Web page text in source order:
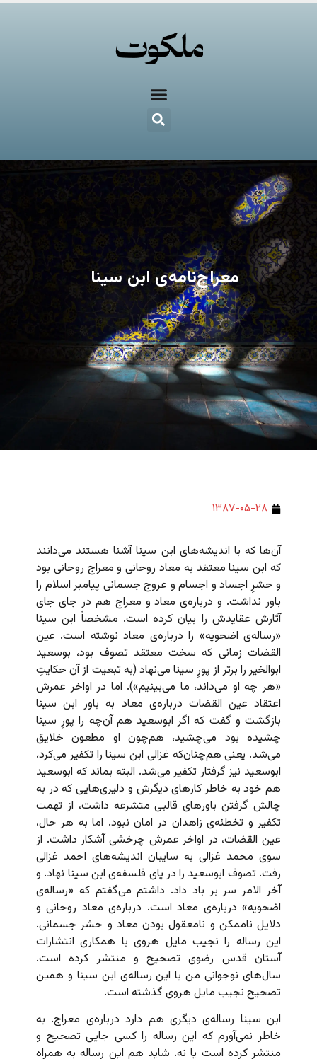
معراج‌نامه‌ی ابن سینا
۱۳۸۷-۰۵-۲۸
آن‌ها که با اندیشه‌های ابن سینا آشنا هستند می‌دانند
که ابن سینا معتقد به معاد روحانی و معراج روحانی بود
و حشرِ اجساد و اجسام و عروج جسمانی پیامبر اسلام را
باور نداشت. و درباره‌ی معاد و معراج هم در جای جای
آثارش عقایدش را بیان کرده است. مشخصاً ابن سینا
«رساله‌ی اضحویه» را درباره‌ی معاد نوشته است. عین
القضات زمانی که سخت معتقد تصوف بود، بوسعید
ابوالخیر را برتر از پورِ سینا می‌نهاد (به تبعیت از آن حکایتِ
«هر چه او می‌داند، ما می‌بینیم»). اما در اواخر عمرش
اعتقاد عین القضات درباره‌ی معاد به باور ابن سینا
بازگشت و گفت که اگر ابوسعید هم آن‌چه را پورِ سینا
چشیده بود می‌چشید، هم‌چون او مطعون خلایق
می‌شد. یعنی هم‌چنان‌که غزالی ابن سینا را تکفیر می‌کرد،
ابوسعید نیز گرفتار تکفیر می‌شد. البته بماند که ابوسعید
هم خود به خاطر کارهای دیگرش و دلیری‌هایی که در به
چالش‌ گرفتن باورهای قالبی متشرعه داشت، از تهمت
تکفیر و تخطئه‌ی زاهدان در امان نبود. اما به هر حال،
عین القضات، در اواخر عمرش چرخشی آشکار داشت. از
سوی محمد غزالی به سایبان اندیشه‌های احمد غزالی
رفت. تصوف ابوسعید را در پای فلسفه‌ی ابن سینا نهاد. و
آخر الامر سر بر باد داد. داشتم می‌گفتم که «رساله‌ی
اضحویه» درباره‌ی معاد است. درباره‌ی معاد روحانی و
دلایل ناممکن و نامعقول بودن معاد و حشر جسمانی.
این رساله را نجیب مایل هروی با همکاری انتشارات
آستان قدس رضوی تصحیح و منتشر کرده است.
سال‌های نوجوانی من با این رساله‌ی ابن سینا و همین
تصحیح نجیب مایل هروی گذشته است.
ابن سینا رساله‌ی دیگری هم دارد درباره‌ی معراج. به
خاطر نمی‌آورم که این رساله را کسی جایی تصحیح و
منتشر کرده است یا نه. شاید هم این رساله به همراه